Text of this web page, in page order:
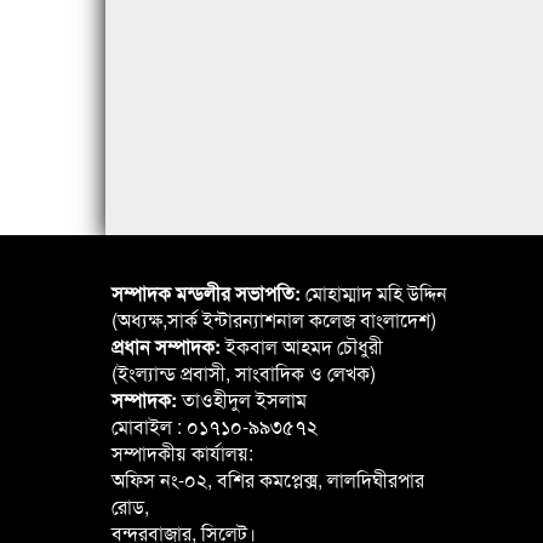
সম্পাদক মন্ডলীর সভাপতি: মোহাম্মাদ মহি উদ্দিন
(অধ্যক্ষ,সার্ক ইন্টারন্যাশনাল কলেজ বাংলাদেশ)
প্রধান সম্পাদক:ইকবাল আহমদ চৌধুরী
(ইংল্যান্ড প্রবাসী, সাংবাদিক ও লেখক)
সম্পাদক:তাওহীদুল ইসলাম
মোবাইল : ০১৭১০-৯৯৩৫৭২
সম্পাদকীয় কার্যালয়:
অফিস নং-০২, বশির কমপ্লেক্স, লালদিঘীরপার
রোড,
বন্দরবাজার, সিলেট।